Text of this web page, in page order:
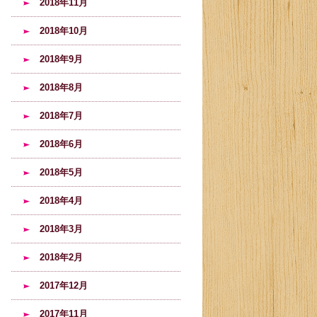
2018年11月
2018年10月
2018年9月
2018年8月
2018年7月
2018年6月
2018年5月
2018年4月
2018年3月
2018年2月
2017年12月
2017年11月